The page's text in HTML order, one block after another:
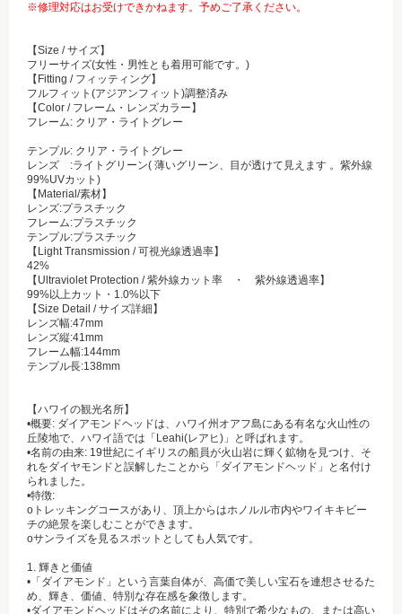
※修理対応はお受けできかねます。予めご了承ください。
【Size / サイズ】
フリーサイズ(女性・男性とも着用可能です。)
【Fitting / フィッティング】
フルフィット(アジアンフィット)調整済み
【Color / フレーム・レンズカラー】
フレーム: クリア・ライトグレー
テンプル: クリア・ライトグレー
レンズ :ライトグリーン( 薄いグリーン、目が透けて見えます 。紫外線
99%UVカット)
【Material/素材】
レンズ:プラスチック
フレーム:プラスチック
テンプル:プラスチック
【Light Transmission / 可視光線透過率】
42%
【Ultraviolet Protection / 紫外線カット率 ・ 紫外線透過率】
99%以上カット・1.0%以下
【Size Detail / サイズ詳細】
レンズ幅:47mm
レンズ縦:41mm
フレーム幅:144mm
テンプル長:138mm
【ハワイの観光名所】
•概要: ダイアモンドヘッドは、ハワイ州オアフ島にある有名な火山性の
丘陵地で、ハワイ語では「Leahi(レアヒ)」と呼ばれます。
•名前の由来: 19世紀にイギリスの船員が火山岩に輝く鉱物を見つけ、そ
れをダイヤモンドと誤解したことから「ダイアモンドヘッド」と名付け
られました。
•特徴:
oトレッキングコースがあり、頂上からはホノルル市内やワイキキビー
チの絶景を楽しむことができます。
oサンライズを見るスポットとしても人気です。
1. 輝きと価値
•「ダイアモンド」という言葉自体が、高価で美しい宝石を連想させるた
め、輝き、価値、特別な存在感を象徴します。
•ダイアモンドヘッドはその名前により、特別で希少なもの、または高い